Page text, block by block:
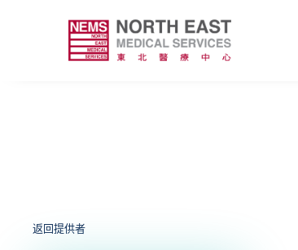
返回提供者